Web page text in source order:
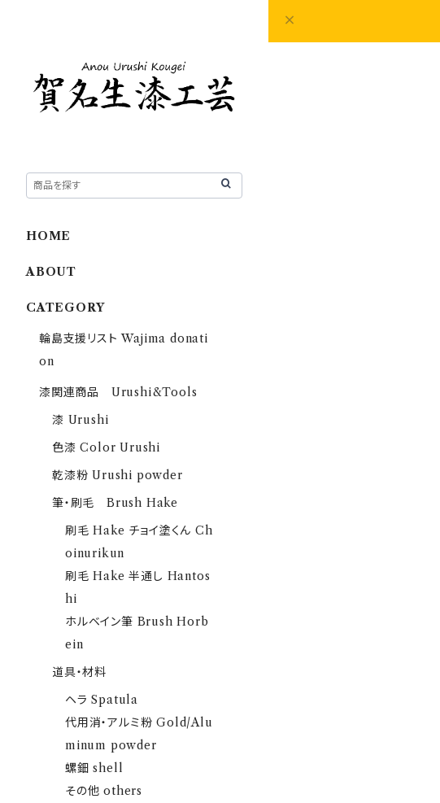
HOME
ABOUT
CATEGORY
輪島支援リスト Wajima donati
on
漆関連商品 Urushi&Tools
漆 Urushi
色漆 Color Urushi
乾漆粉 Urushi powder
筆・刷毛 Brush Hake
刷毛 Hake チョイ塗くん Ch
oinurikun
刷毛 Hake 半通し Hantos
hi
ホルベイン筆 Brush Horb
ein
道具・材料
ヘラ Spatula
代用消・アルミ粉 Gold/Alu
minum powder
螺鈿 shell
その他 others